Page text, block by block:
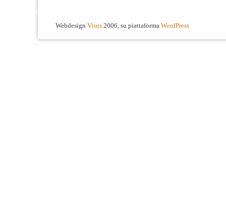
Webdesign Visus 2006, su piattaforma WordPress